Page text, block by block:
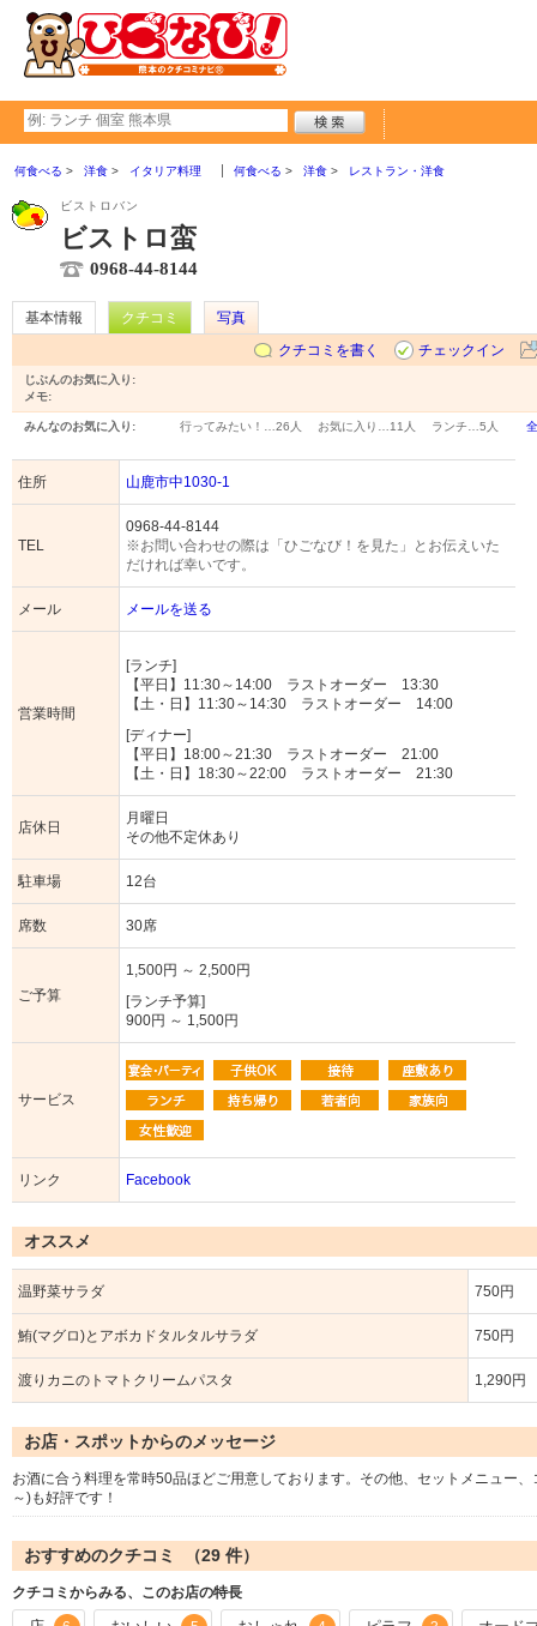
何食べる 洋食 イタリア料理 何食べる 洋食 レストラン・洋食
ビストロバン
ビストロ蛮
0968-44-8144
基本情報 クチコミ
写真
クチコミを書く
チェックイン
じぶんのお気に入り:
メモ:
みんなのお気に入り: 行ってみたい！… 26人 お気に入り… 11人 ランチ… 5人
住所 山鹿市中1030-1
TEL
0968-44-8144
※お問い合わせの際は「ひごなび！を見た」とお伝えいた
だければ幸いです。
メール メールを送る
営業時間
[ランチ]
【平日】11:30～14:00 ラストオーダー 13:30
【土・日】11:30～14:30 ラストオーダー 14:00
[ディナー]
【平日】18:00～21:30 ラストオーダー 21:00
【土・日】18:30～22:00 ラストオーダー 21:30
店休日
月曜日
その他不定休あり
駐車場 12台
席数 30席
ご予算
1,500円 ～ 2,500円
[ランチ予算]
900円 ～ 1,500円
サービス
リンク Facebook
オススメ
温野菜サラダ 750円
鮪(マグロ)とアボカドタルタルサラダ 750円
渡りカニのトマトクリームパスタ 1,290円
お店・スポットからのメッセージ
お酒に合う料理を常時50品ほどご用意しております。その他、セットメニュー
～)も好評です！
おすすめのクチコミ （29 件）
クチコミからみる、このお店の特長